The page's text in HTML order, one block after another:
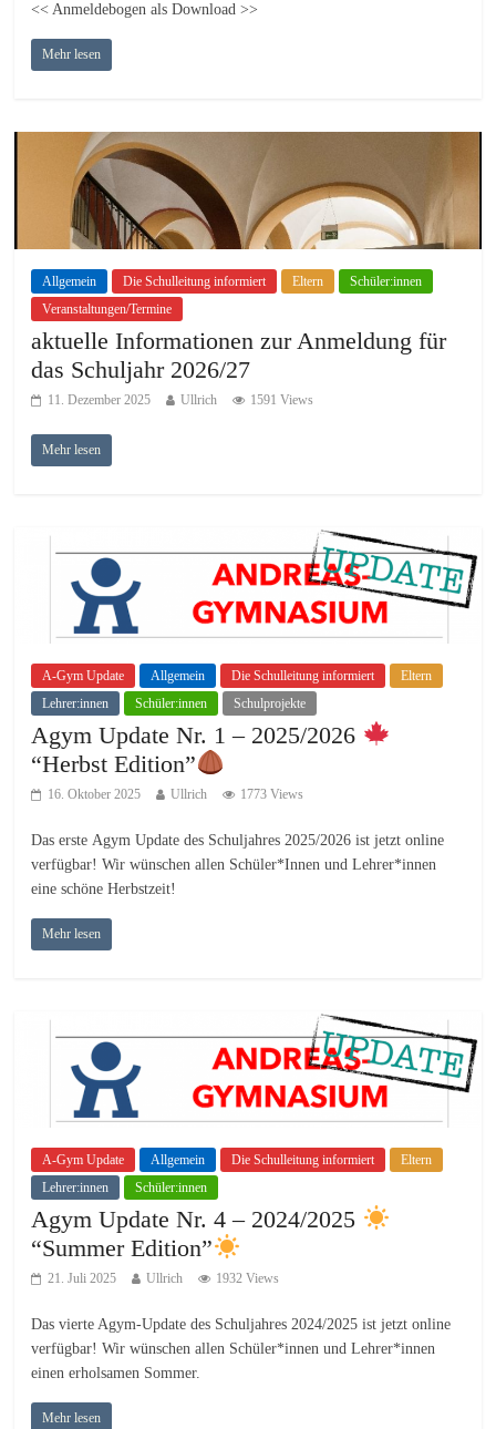
<< Anmeldebogen als Download >>
Mehr lesen
Allgemein Die Schulleitung informiert Eltern
Schüler:innen
Veranstaltungen/Termine
aktuelle Informationen zur Anmeldung für
das Schuljahr 2026/27
11. Dezember 2025 Ullrich 1591 Views
Mehr lesen
A-Gym Update Allgemein Die Schulleitung informiert
Eltern
Lehrer:innen
Schüler:innen Schulprojekte
Agym Update Nr. 1 – 2025/2026
“Herbst Edition”
16. Oktober 2025 Ullrich 1773 Views
Das erste Agym Update des Schuljahres 2025/2026 ist jetzt online
verfügbar! Wir wünschen allen Schüler*Innen und Lehrer*innen
eine schöne Herbstzeit!
Mehr lesen
A-Gym Update Allgemein Die Schulleitung informiert
Eltern
Lehrer:innen
Schüler:innen
Agym Update Nr. 4 – 2024/2025
“Summer Edition”
21. Juli 2025 Ullrich 1932 Views
Das vierte Agym-Update des Schuljahres 2024/2025 ist jetzt online
verfügbar! Wir wünschen allen Schüler*innen und Lehrer*innen
einen erholsamen Sommer.
Mehr lesen